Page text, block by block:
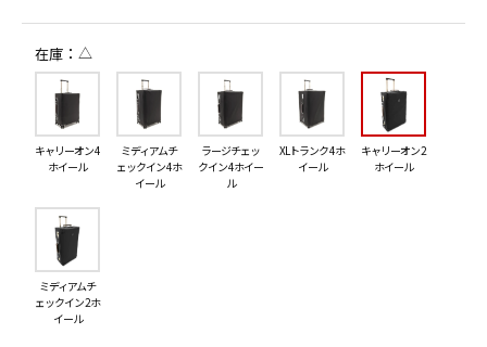
在庫 △
キャリーオン 4
ホイール
ミディアムチ
ェックイン 4ホ
イール
ラージチェッ
クイン 4ホイー
ル
XLトランク 4ホ
イール
キャリーオン 2
ホイール
ミディアムチ
ェックイン 2ホ
イール